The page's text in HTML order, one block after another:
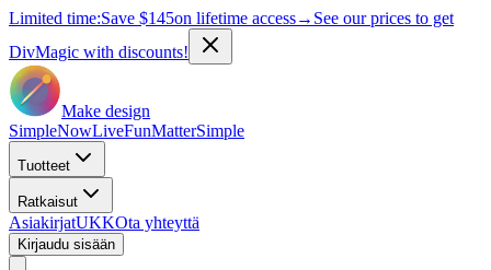
Limited time:Save $145on lifetime access→ See our prices to get
DivMagic with discounts!
Make design
SimpleNowLiveFunMatterSimple
Tuotteet
Ratkaisut
AsiakirjatUKKOta yhteyttä
Kirjaudu sisään